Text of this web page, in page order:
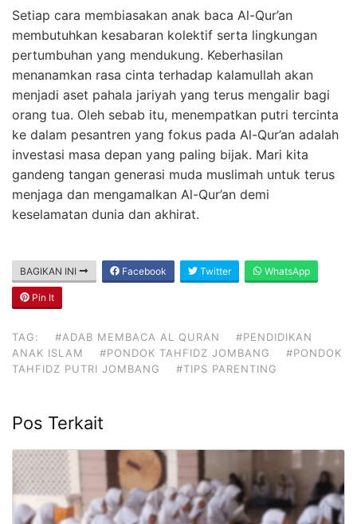
Setiap cara membiasakan anak baca Al-Qur’an
membutuhkan kesabaran kolektif serta lingkungan
pertumbuhan yang mendukung. Keberhasilan
menanamkan rasa cinta terhadap kalamullah akan
menjadi aset pahala jariyah yang terus mengalir bagi
orang tua. Oleh sebab itu, menempatkan putri tercinta
ke dalam pesantren yang fokus pada Al-Qur’an adalah
investasi masa depan yang paling bijak. Mari kita
gandeng tangan generasi muda muslimah untuk terus
menjaga dan mengamalkan Al-Qur’an demi
keselamatan dunia dan akhirat.
BAGIKAN INI Facebook Twitter WhatsApp
Pin It
TAG: #ADAB MEMBACA AL QURAN
#PENDIDIKAN
ANAK ISLAM
#PONDOK TAHFIDZ JOMBANG
#PONDOK
TAHFIDZ PUTRI JOMBANG
#TIPS PARENTING
Pos Terkait